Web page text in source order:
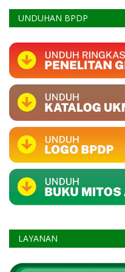
UNDUHAN BPDP
LAYANAN